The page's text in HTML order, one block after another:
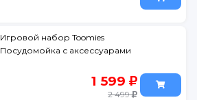
Игровой набор Toomies
Посудомойка с аксессуарами
1 599
2 499